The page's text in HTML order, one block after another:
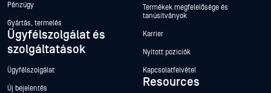
Pénzügy
Gyártás, termelés
Ügyfélszolgálat és
szolgáltatások
Ügyfélszolgálat
Új bejelentés
Termékek megfelelősége és
tanúsítványok
Karrier
Nyitott pozíciók
Kapcsolatfelvétel
Resources